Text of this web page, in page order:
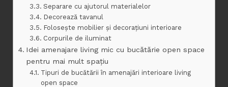
Separare cu ajutorul materialelor
Decorează tavanul
Folosește mobilier și decorațiuni interioare
Corpurile de iluminat
Idei amenajare living mic cu bucătărie open space
pentru mai mult spațiu
Tipuri de bucătării în amenajări interioare living
open space